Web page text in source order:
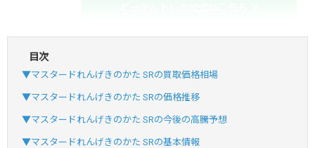
おりパンダ
・新規登録で6種類アド確解禁
SVGC7P コードコピー
目次
▼マスタードれんげきのかた SRの買取価格相場
▼マスタードれんげきのかた SRの価格推移
▼マスタードれんげきのかた SRの今後の高騰予想
▼マスタードれんげきのかた SRの基本情報